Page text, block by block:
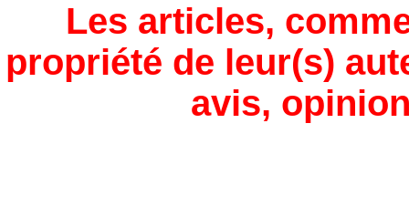
Les articles,
propriété de leur(s)
avis,